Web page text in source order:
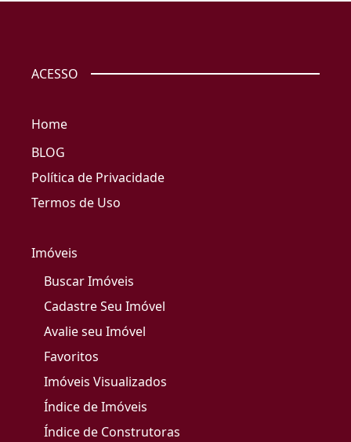
ACESSO
Home
BLOG
Política de Privacidade
Termos de Uso
Imóveis
Buscar Imóveis
Cadastre Seu Imóvel
Avalie seu Imóvel
Favoritos
Imóveis Visualizados
Índice de Imóveis
Índice de Construtoras